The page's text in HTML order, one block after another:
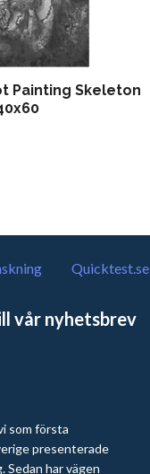
Painting Skeleton
Quicktest.se
vår nyhetsbrev
som första
presenterade
Sedan har vägen